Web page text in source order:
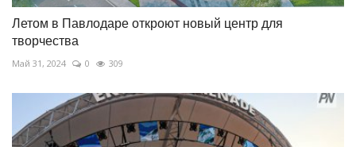
Летом в Павлодаре откроют новый центр для
творчества
Май 31, 2024 0 309